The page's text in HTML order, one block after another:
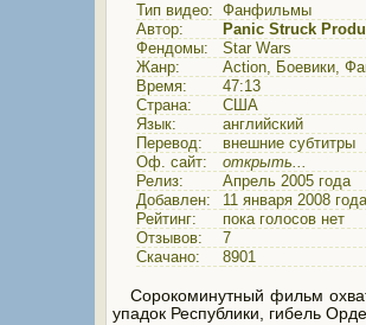
Тип видео: Фанфильмы
Автор:
Panic Struck
Фендомы:
Star Wars
Жанр:
Action, Боевики,
Время:
47:13
Страна:
США
Язык:
английский
Перевод:
внешние субтитры
Оф. сайт:
открыть...
Релиз:
Апрель 2005 года
Добавлен:
11 января 2008 года
Рейтинг:
пока голосов нет
Отзывов:
7
Скачано:
8901
Сорокоминутный фильм
упадок Республики, гибель